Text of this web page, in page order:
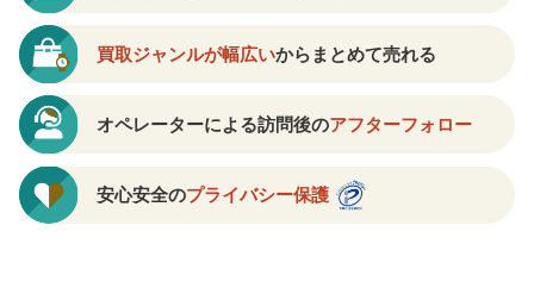
買取ジャンルが幅広いからまとめて売れる
オペレーターによる訪問後のアフターフォロー
安心安全のプライバシー保護